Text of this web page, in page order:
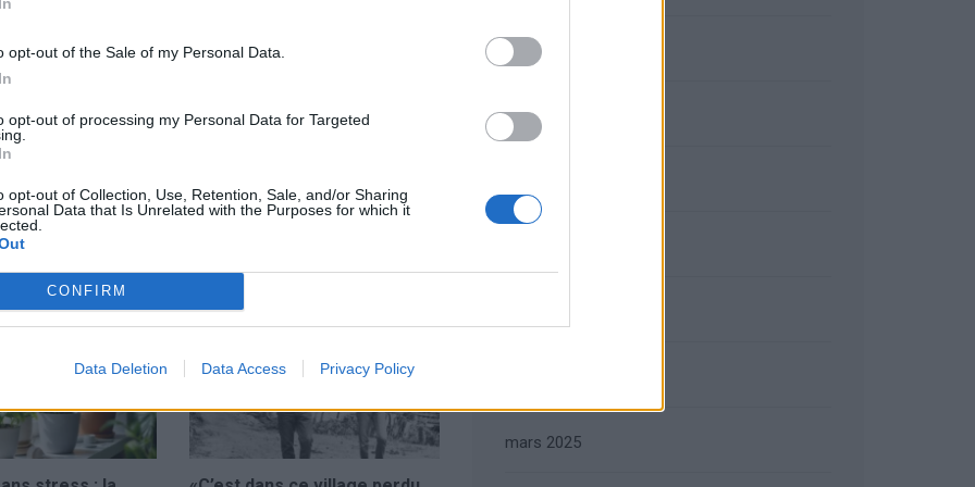
opt-out of the Sale of my Personal Data.
opt-out of processing my Personal Data for Targeted
opt-out of Collection, Use, Retention, Sale, and/or Sharing
Data that Is Unrelated with the Purposes for which it
CONFIRM
Data Deletion Data Access Privacy Policy
publiée en 2025 a recensé 66 articles sur
progresse, mais que les recherches restent
pas toujours sans risques. Il peut exposer à des
ou la sécurité sont négligées. Le voyage
des horaires chargés et des imprévus tels que les
septembre 2025
août 2025
mars 2025